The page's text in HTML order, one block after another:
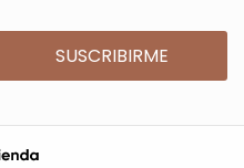
SUSCRIBIRME